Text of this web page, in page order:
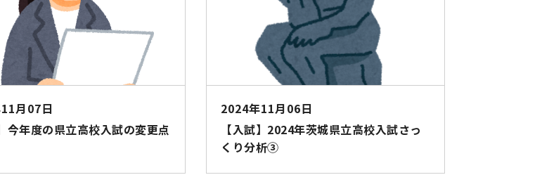
月07日
今年度の県立高校入試の変更点
2024年11月06日
【入試】2024年茨城県立高校入試さっ
くり分析③